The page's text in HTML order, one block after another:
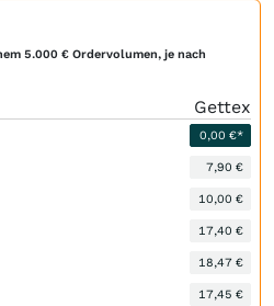
5.000 € Ordervolumen, je nach
Gettex
0,00 €*
7,90 €
10,00 €
17,40 €
18,47 €
17,45 €